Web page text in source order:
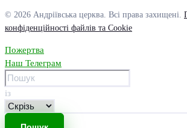
© 2026 Андріївська церква. Всі права захищені.
конфіденційності файлів та Cookie
Пожертва
Наш Телеграм
із